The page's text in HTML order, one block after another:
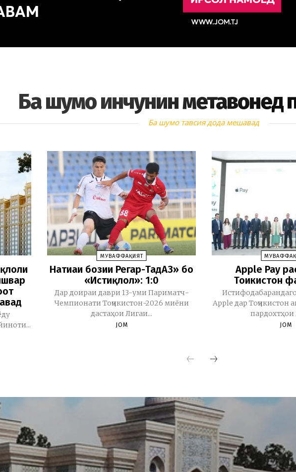
Ба шумо инчунин метавонед
Ба шумо тавсия дода мешавад
МУВАФФАҚИЯТ
Натиҷаи бозии Регар-ТадАЗ» бо
«Истиқлол»: 1:0
Дар доираи даври 13-уми Париматч-
Чемпионати Тоҷикистон-2026 миёни
дастаҳои Лигаи...
JOM
Apple Pay
Тоҷикистон
Apple дар Тоҷикистон
пардохтҳои
JOM